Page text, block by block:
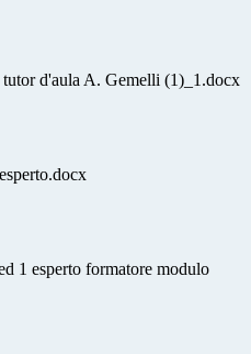
d'aula A. Gemelli (1)_1.docx
1 esperto formatore modulo